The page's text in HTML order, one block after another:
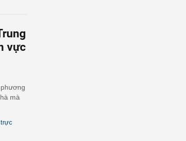
vực
mà